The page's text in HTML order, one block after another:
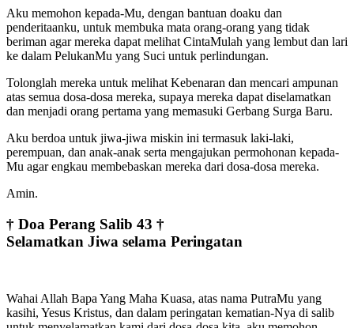
Aku memohon kepada-Mu, dengan bantuan doaku dan
penderitaanku, untuk membuka mata orang-orang yang tidak
beriman agar mereka dapat melihat CintaMulah yang lembut dan lari
ke dalam PelukanMu yang Suci untuk perlindungan.
Tolonglah mereka untuk melihat Kebenaran dan mencari ampunan
atas semua dosa-dosa mereka, supaya mereka dapat diselamatkan
dan menjadi orang pertama yang memasuki Gerbang Surga Baru.
Aku berdoa untuk jiwa-jiwa miskin ini termasuk laki-laki,
perempuan, dan anak-anak serta mengajukan permohonan kepada-
Mu agar engkau membebaskan mereka dari dosa-dosa mereka.
Amin.
† Doa Perang Salib 43 †
Selamatkan Jiwa selama Peringatan
Wahai Allah Bapa Yang Maha Kuasa, atas nama PutraMu yang
kasihi, Yesus Kristus, dan dalam peringatan kematian-Nya di salib